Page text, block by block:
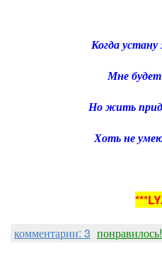
Когда
Мне
Но жить
Хоть не
комментарии: 3 понравилось!